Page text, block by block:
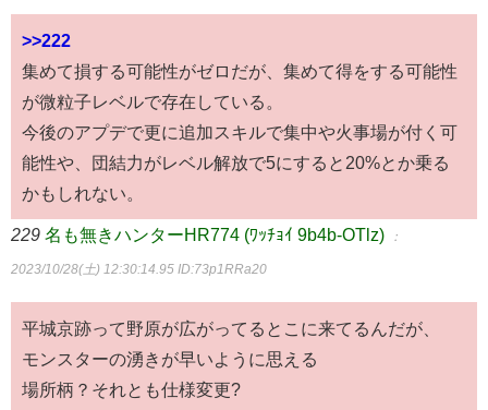
>>222
集めて損する可能性がゼロだが、集めて得をする可能性
が微粒子レベルで存在している。
今後のアプデで更に追加スキルで集中や火事場が付く可
能性や、団結力がレベル解放で5にすると20%とか乗る
かもしれない。
229 名も無きハンターHR774 (ﾜｯﾁｮｲ 9b4b-OTlz) ：
2023/10/28(土) 12:30:14.95 ID:73p1RRa20
平城京跡って野原が広がってるとこに来てるんだが、
モンスターの湧きが早いように思える
場所柄？それとも仕様変更?